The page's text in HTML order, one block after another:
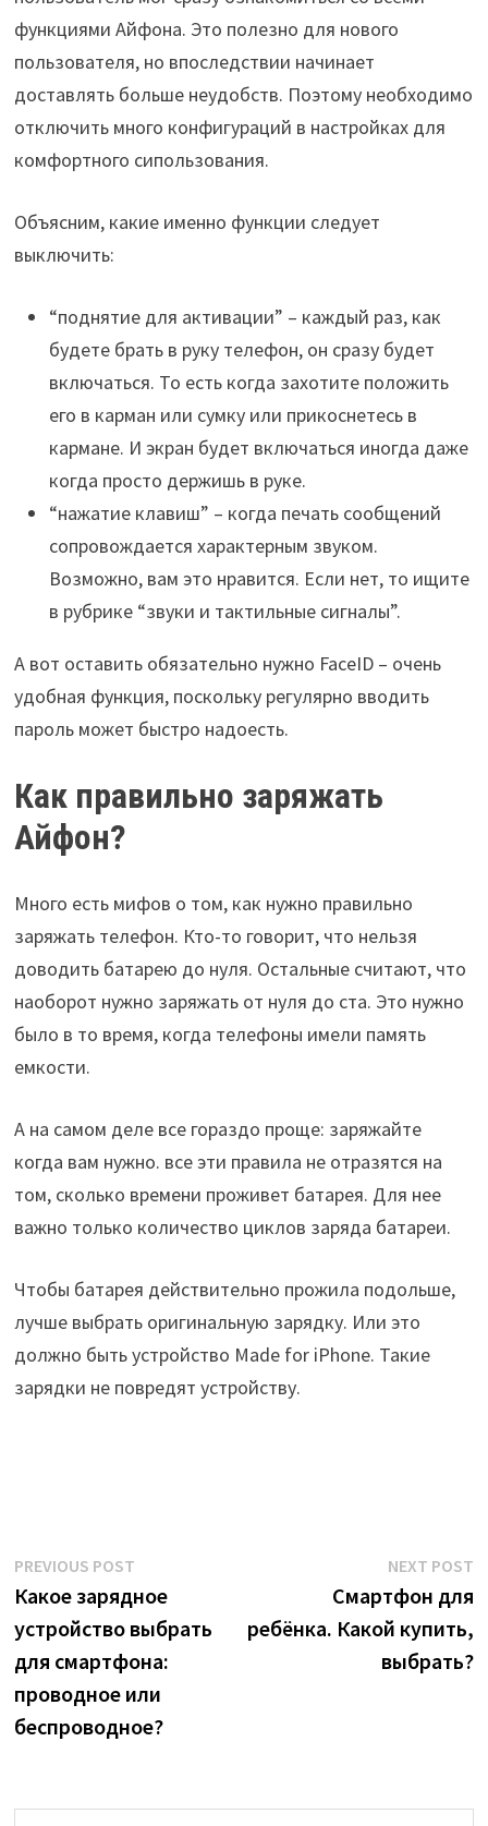
функциями Айфона. Это полезно для нового
пользователя, но впоследствии начинает
доставлять больше неудобств. Поэтому необходимо
отключить много конфигураций в настройках для
комфортного сипользования.
Объясним, какие именно функции следует
выключить:
“поднятие для активации” – каждый раз, как
будете брать в руку телефон, он сразу будет
включаться. То есть когда захотите положить
его в карман или сумку или прикоснетесь в
кармане. И экран будет включаться иногда даже
когда просто держишь в руке.
“нажатие клавиш” – когда печать сообщений
сопровождается характерным звуком.
Возможно, вам это нравится. Если нет, то ищите
в рубрике “звуки и тактильные сигналы”.
А вот оставить обязательно нужно FaceID – очень
удобная функция, поскольку регулярно вводить
пароль может быстро надоесть.
Как правильно заряжать
Айфон?
Много есть мифов о том, как нужно правильно
заряжать телефон. Кто-то говорит, что нельзя
доводить батарею до нуля. Остальные считают, что
наоборот нужно заряжать от нуля до ста. Это нужно
было в то время, когда телефоны имели память
емкости.
А на самом деле все гораздо проще: заряжайте
когда вам нужно. все эти правила не отразятся на
том, сколько времени проживет батарея. Для нее
важно только количество циклов заряда батареи.
Чтобы батарея действительно прожила подольше,
лучше выбрать оригинальную зарядку. Или это
должно быть устройство Made for iPhone. Такие
зарядки не повредят устройству.
Post
navigation
PREVIOUS POSTPrevious
post:
Какое зарядное
устройство выбрать
для смартфона:
проводное или
беспроводное?
NEXT POST
Смартфон для
ребёнка. Какой купить,
выбрать?